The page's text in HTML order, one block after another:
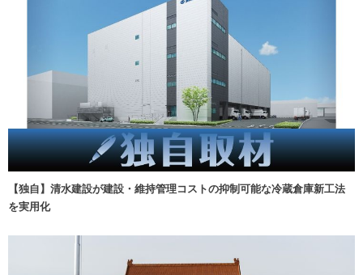
【独自】清水建設が建設・維持管理コストの抑制可能な冷蔵倉庫新工法
を実用化